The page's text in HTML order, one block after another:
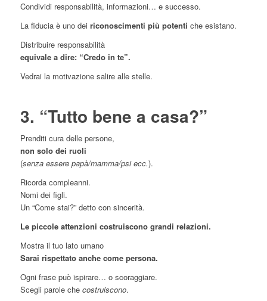
Condividi responsabilità, informazioni… e successo.
La fiducia è uno dei riconoscimenti più potenti che esistano.
Distribuire responsabilità
equivale a dire: “Credo in te”.
Vedrai la motivazione salire alle stelle.
3. “Tutto bene a casa?”
Prenditi cura delle persone,
non solo dei ruoli
(senza essere papà/mamma/psi ecc.).
Ricorda compleanni.
Nomi dei figli.
Un “Come stai?” detto con sincerità.
Le piccole attenzioni costruiscono grandi relazioni.
Mostra il tuo lato umano
Sarai rispettato anche come persona.
Ogni frase può ispirare… o scoraggiare.
Scegli parole che costruiscono.